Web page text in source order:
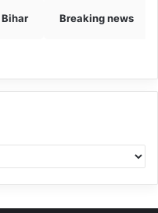
Bihar Breaking news